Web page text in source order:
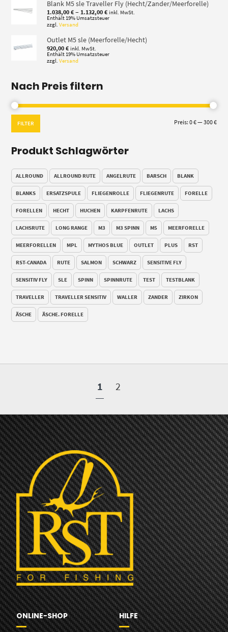
Blank M5 sle Traveller Fly (Hecht/Zander/Meerforelle)
1.038,00€ –1.132,00€Preisspanne:
1.038,00 €
inkl. MwSt.
Enthält 19% Umsatzsteuer
zzgl.Versand
Outlet M5 sle (Meerforelle/Hecht)
920,00€ inkl. MwSt.
Enthält 19% Umsatzsteuer
zzgl.Versand
Nach Preis filtern
Min.
Max.
FILTER Preis: 0 €—300 €
Produkt Schlagwörter
ALLROUND ALLROUND RUTE ANGELRUTE BARSCH BLANK
BLANKS ERSATZSPULE FLIEGENROLLE FLIEGENRUTE FORELLE
FORELLEN HECHT HUCHEN KARPFENRUTE LACHS
LACHSRUTE LONG RANGE M3 M3 SPINN M5 MEERFORELLE
MEERFORELLEN MPL MYTHOS BLUE OUTLET PLUS RST
RST-CANADA RUTE SALMON SCHWARZ SENSITIVE FLY
SENSITIV FLY SLE SPINN SPINNRUTE TEST TESTBLANK
TRAVELLER TRAVELLER SENSITIV WALLER ZANDER ZIRKON
ÄSCHE ÄSCHE. FORELLE
1 2
ONLINE-SHOP HILFE